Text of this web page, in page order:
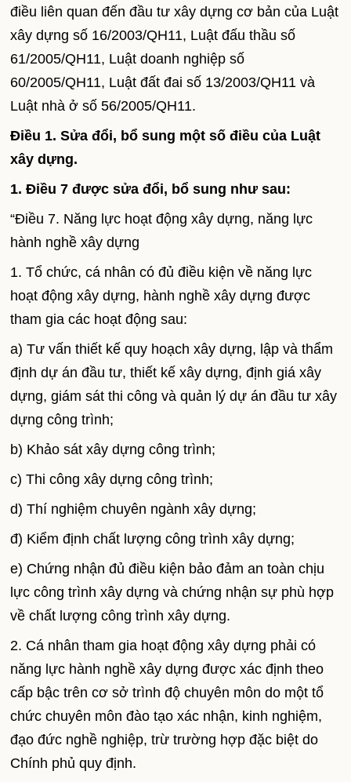
điều liên quan đến đầu tư xây dựng cơ bản của Luật
xây dựng số 16/2003/QH11, Luật đấu thầu số
61/2005/QH11, Luật doanh nghiệp số
60/2005/QH11, Luật đất đai số 13/2003/QH11 và
Luật nhà ở số 56/2005/QH11.
Điều 1. Sửa đổi, bổ sung một số điều của Luật
xây dựng.
1. Điều 7 được sửa đổi, bổ sung như sau:
“Điều 7. Năng lực hoạt động xây dựng, năng lực
hành nghề xây dựng
1. Tổ chức, cá nhân có đủ điều kiện về năng lực
hoạt động xây dựng, hành nghề xây dựng được
tham gia các hoạt động sau:
a) Tư vấn thiết kế quy hoạch xây dựng, lập và thẩm
định dự án đầu tư, thiết kế xây dựng, định giá xây
dựng, giám sát thi công và quản lý dự án đầu tư xây
dựng công trình;
b) Khảo sát xây dựng công trình;
c) Thi công xây dựng công trình;
d) Thí nghiệm chuyên ngành xây dựng;
đ) Kiểm định chất lượng công trình xây dựng;
e) Chứng nhận đủ điều kiện bảo đảm an toàn chịu
lực công trình xây dựng và chứng nhận sự phù hợp
về chất lượng công trình xây dựng.
2. Cá nhân tham gia hoạt động xây dựng phải có
năng lực hành nghề xây dựng được xác định theo
cấp bậc trên cơ sở trình độ chuyên môn do một tổ
chức chuyên môn đào tạo xác nhận, kinh nghiệm,
đạo đức nghề nghiệp, trừ trường hợp đặc biệt do
Chính phủ quy định.